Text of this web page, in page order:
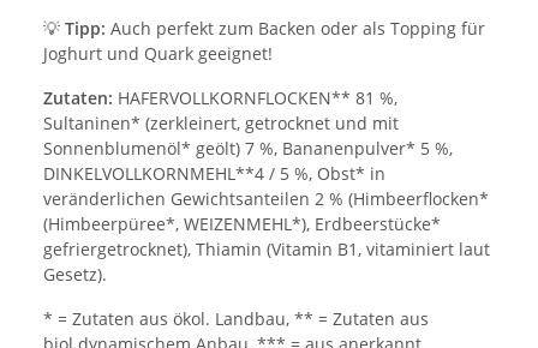
💡 Tipp: Auch perfekt zum Backen oder als Topping für
Joghurt und Quark geeignet!
Zutaten: HAFERVOLLKORNFLOCKEN** 81 %,
Sultaninen* (zerkleinert, getrocknet und mit
Sonnenblumenöl* geölt) 7 %, Bananenpulver* 5 %,
DINKELVOLLKORNMEHL**4 / 5 %, Obst* in
veränderlichen Gewichtsanteilen 2 % (Himbeerflocken*
(Himbeerpüree*, WEIZENMEHL*), Erdbeerstücke*
gefriergetrocknet), Thiamin (Vitamin B1, vitaminiert laut
Gesetz).
* = Zutaten aus ökol. Landbau, ** = Zutaten aus